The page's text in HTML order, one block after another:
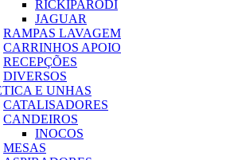
RICKIPARODI
JAGUAR
RAMPAS LAVAGEM
CARRINHOS APOIO
RECEPÇÕES
DIVERSOS
E UNHAS
CATALISADORES
CANDEIROS
INOCOS
MESAS